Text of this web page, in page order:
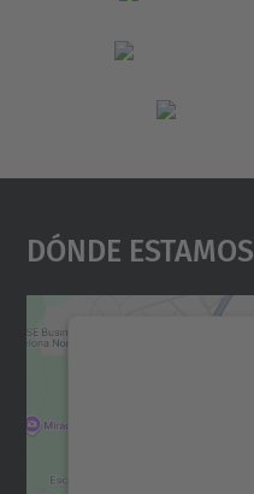
Dónde Estamos